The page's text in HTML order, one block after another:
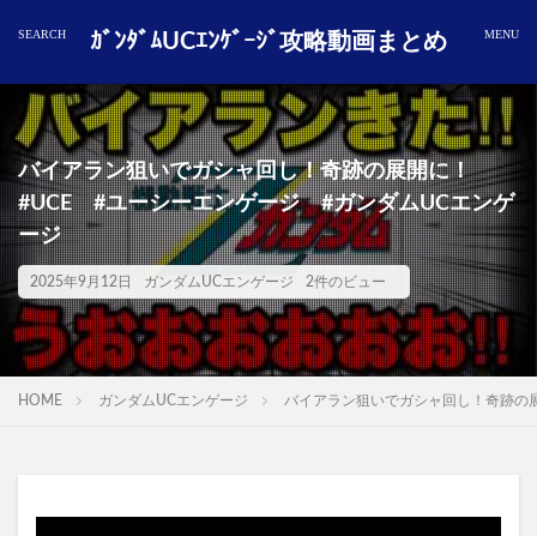
ｶﾞﾝﾀﾞﾑUCｴﾝｹﾞｰｼﾞ攻略動画まとめ
バイアラン狙いでガシャ回し！奇跡の展開に！
#UCE #ユーシーエンゲージ #ガンダムUCエンゲ
ージ
2025年9月12日 ガンダムUCエンゲージ 2件のビュー
HOME ガンダムUCエンゲージ バイアラン狙いでガシャ回し！奇